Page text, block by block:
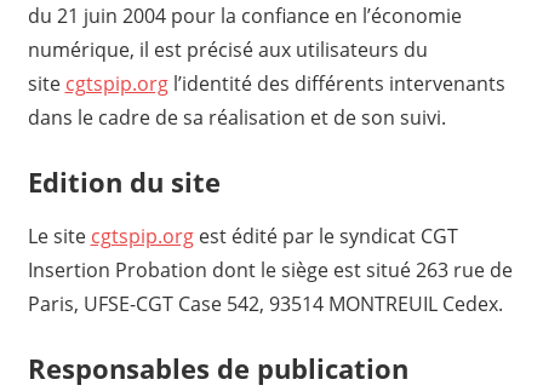
du 21 juin 2004 pour la confiance en l’économie
numérique, il est précisé aux utilisateurs du
site cgtspip.orgl’identité des différents intervenants
dans le cadre de sa réalisation et de son suivi.
Edition du site
Le site cgtspip.orgest édité par le syndicat CGT
Insertion Probation dont le siège est situé 263 rue de
Paris, UFSE-CGT Case 542, 93514 MONTREUIL Cedex.
Responsables de publication